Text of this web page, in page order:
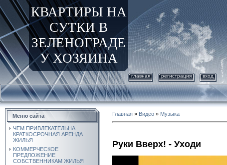
КВАРТИРЫ НА
СУТКИ В
ЗЕЛЕНОГРАДЕ
У ХОЗЯИНА
главная регистрация вход
Меню сайта
ЧЕМ ПРИВЛЕКАТЕЛЬНА
КРАТКОСРОЧНАЯ АРЕНДА
ЖИЛЬЯ
КОММЕРЧЕСКОЕ
ПРЕДЛОЖЕНИЕ
СОБСТВЕННИКАМ ЖИЛЬЯ
Главная » Видео » Музыка
Руки Вверх! - Уходи